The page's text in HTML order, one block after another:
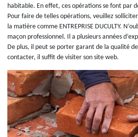
habitable. En effet, ces opérations se font par
Pour faire de telles opérations, veuillez
la matière comme ENTREPRISE DUCULTY.
maçon professionnel. Il a plusieurs années
De plus, il peut se porter garant de la qualité
contacter, il suffit de visiter son site web.